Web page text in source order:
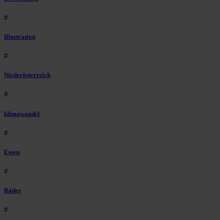
#
Illustration
#
Niederösterreich
#
klimawandel
#
Essen
#
Räder
#